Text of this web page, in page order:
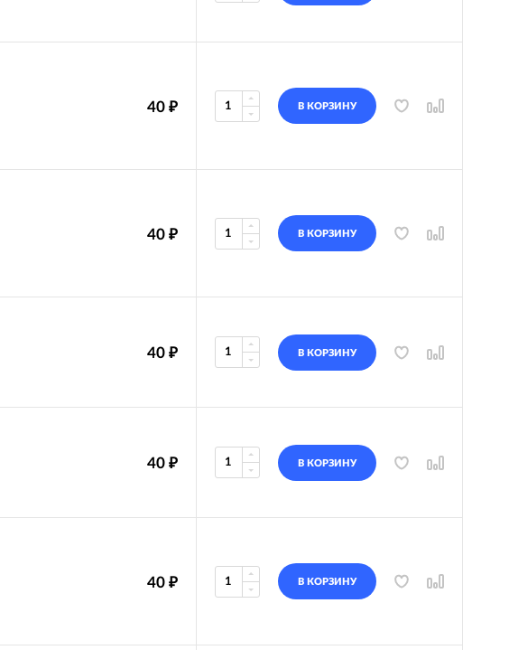
40 ₽ В КОРЗИНУ
40 ₽ В КОРЗИНУ
40 ₽ В КОРЗИНУ
40 ₽ В КОРЗИНУ
40 ₽ В КОРЗИНУ